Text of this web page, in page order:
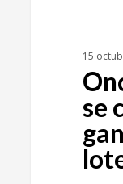
15
se